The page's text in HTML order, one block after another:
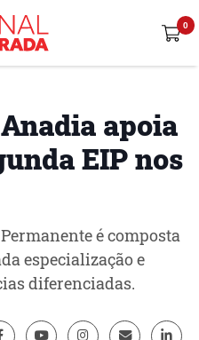
apoia
EIP nos
é composta
especialização e
diferenciadas.